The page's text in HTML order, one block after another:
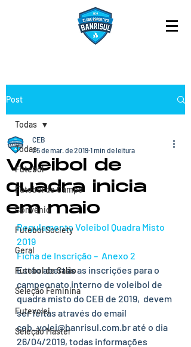
Post
Todas
Futebol
Futebol de Campo
Convênio
Futebol Society
Geral
Futebol de Salão
Seleção Feminina
Futevolei
Seleção Master
Todas
Voleibol de
quadra inicia
em maio
CEB
25 de mar. de 2019 1 min de leitura
Regulamento Voleibol Quadra Misto
2019
Ficha de Inscrição –  Anexo 2
Estão abertas as inscrições para o
campeonato interno de voleibol de
quadra misto do CEB de 2019,  devem
ser feitas através do email
ceb_volei@banrisul.com.br até o dia
26/04/2019, todas informações